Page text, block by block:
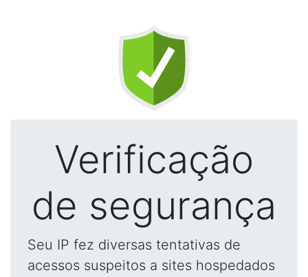
Verificação
de segurança
Seu IP fez diversas tentativas de
acessos suspeitos a sites hospedados